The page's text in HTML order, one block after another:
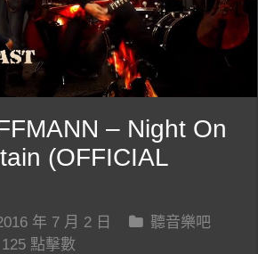
– Night On
(OFFICIAL
年 7 月 2 日
聽音樂吧
125 點擊數